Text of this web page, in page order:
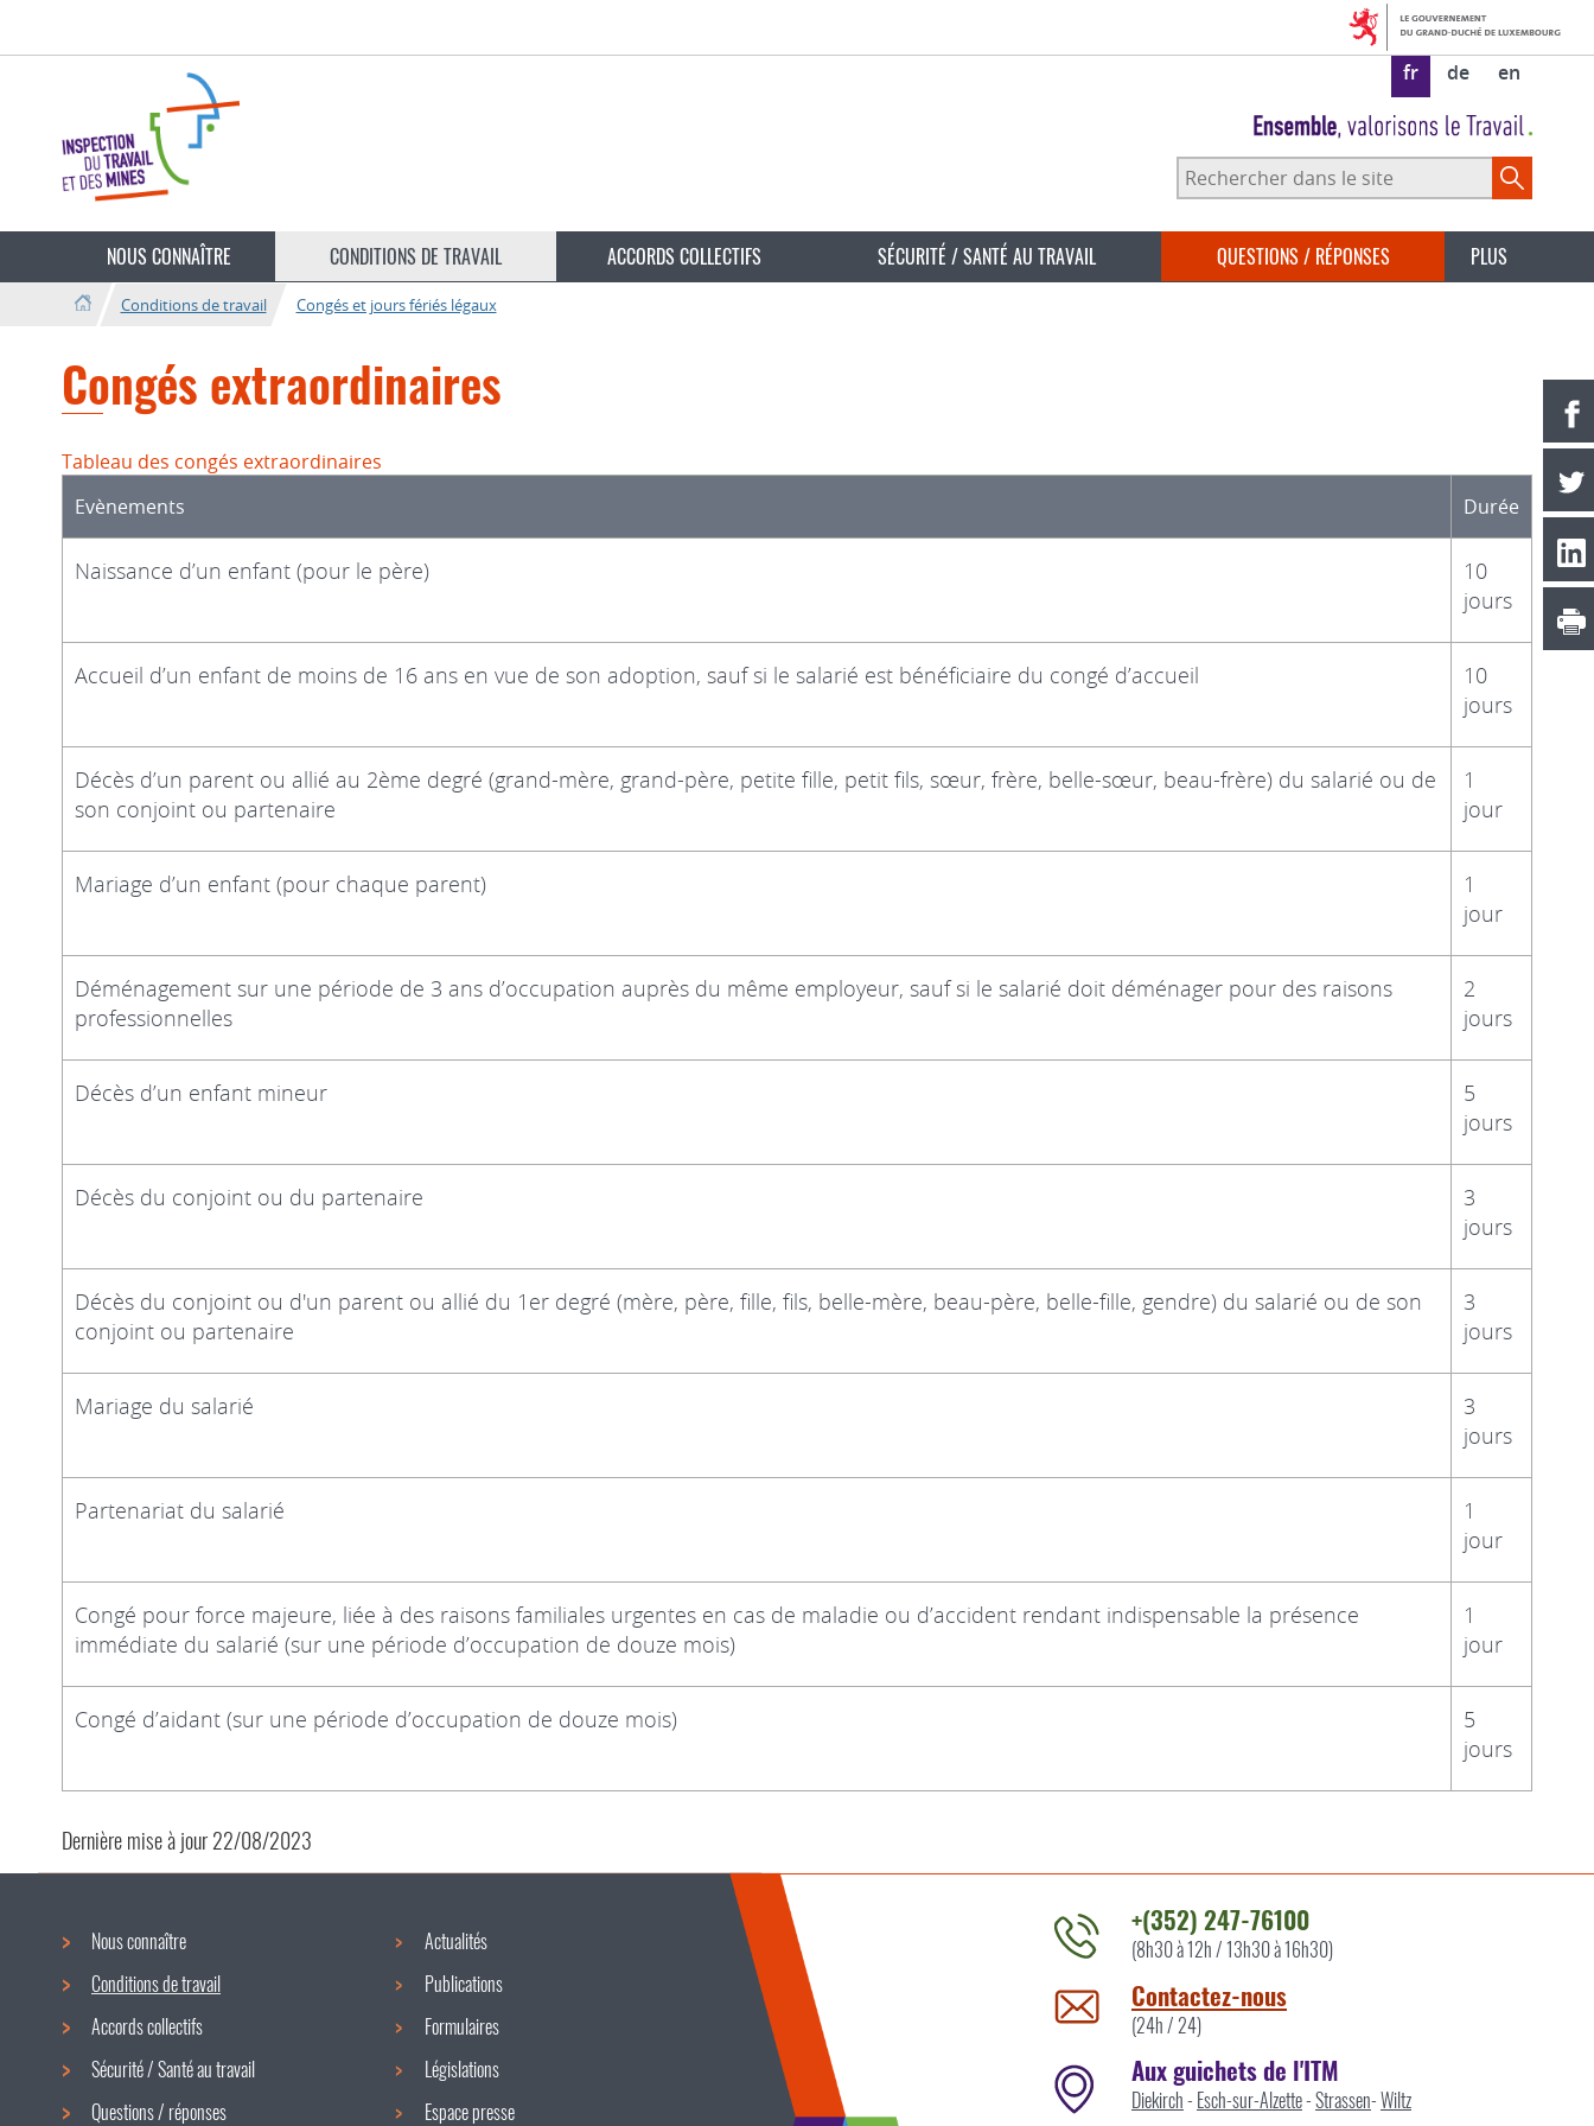
langue
fr de en
Rechercher
dans
NOUS CONNAÎTRE CONDITIONS DE TRAVAIL ACCORDS COLLECTIFS SÉCURITÉ / SANTÉ AU TRAVAIL QUESTIONS / RÉPONSES PLUS
Conditions de travail Congés et jours fériés légaux
Congés extraordinaires
Tableau des congés extraordinaires
Evènements
Durée
Naissance d’un enfant (pour le père)
10
jours
Accueil d’un enfant de moins de 16 ans en vue de son adoption, sauf si le salarié est bénéficiaire du congé d’accueil
10
jours
Décès d’un parent ou allié au 2ème degré (grand-mère, grand-père, petite fille, petit fils, sœur, frère, belle-sœur, beau-frère) du salarié ou de
son conjoint ou partenaire
1
jour
Mariage d’un enfant (pour chaque parent)
1
jour
Déménagement sur une période de 3 ans d’occupation auprès du même employeur, sauf si le salarié doit déménager pour des raisons
professionnelles
2
jours
Décès d’un enfant mineur
5
jours
Décès du conjoint ou du partenaire
3
jours
Décès du conjoint ou d'un parent ou allié du 1er degré (mère, père, fille, fils, belle-mère, beau-père, belle-fille, gendre) du salarié ou de son
conjoint ou partenaire
3
jours
Mariage du salarié
3
jours
Partenariat du salarié
1
jour
Congé pour force majeure, liée à des raisons familiales urgentes en cas de maladie ou d’accident rendant indispensable la présence
immédiate du salarié (sur une période d’occupation de douze mois)
1
jour
Congé d’aidant (sur une période d’occupation de douze mois)
5
jours
Dernière mise à jour22/08/2023
Menu
de
navigation
Nous connaître
Conditions de travail
Accords collectifs
Sécurité / Santé au travail
Questions / réponses
Actualités
Publications
Formulaires
Législations
Espace presse
Contacter
l'ITM
par
+(352) 247-76100
(8h30 à 12h / 13h30 à 16h30)
Contactez-nous
(24h / 24)
Aux guichets de l'ITM
Diekirch- Esch-sur-Alzette-Strassen-Wiltz